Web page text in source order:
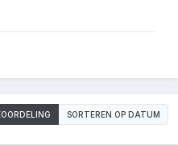
SORTEREN OP DATUM